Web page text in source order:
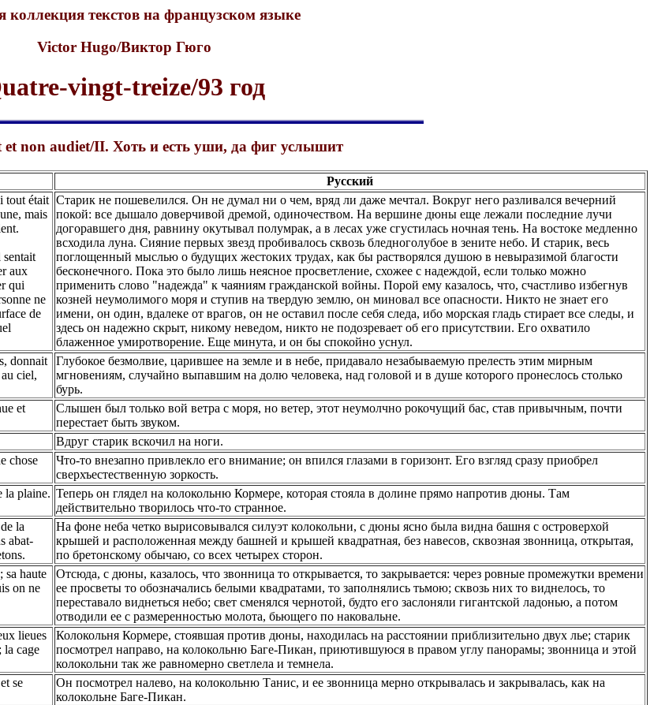
коллекция текстов на французском языке
Victor Hugo/Виктор Гюго
vingt-treize/93 год
et non audiet/II. Хоть и есть уши, да фиг услышит
Русский
tout était
mais
aux
qui
ne
de
Старик не пошевелился. Он не думал ни о чем, вряд ли даже мечтал. Вокруг него разливался вечерний
покой: все дышало доверчивой дремой, одиночеством. На вершине дюны еще лежали последние лучи
догоравшего дня, равнину окутывал полумрак, а в лесах уже сгустилась ночная тень. На востоке медленно
всходила луна. Сияние первых звезд пробивалось сквозь бледноголубое в зените небо. И старик, весь
поглощенный мыслью о будущих жестоких трудах, как бы растворялся душою в невыразимой благости
бесконечного. Пока это было лишь неясное просветление, схожее с надеждой, если только можно
применить слово "надежда" к чаяниям гражданской войны. Порой ему казалось, что, счастливо избегнув
козней неумолимого моря и ступив на твердую землю, он миновал все опасности. Никто не знает его
имени, он один, вдалеке от врагов, он не оставил после себя следа, ибо морская гладь стирает все следы, и
здесь он надежно скрыт, никому неведом, никто не подозревает об его присутствии. Его охватило
блаженное умиротворение. Еще минута, и он бы спокойно уснул.
donnait
ciel,
Глубокое безмолвие, царившее на земле и в небе, придавало незабываемую прелесть этим мирным
мгновениям, случайно выпавшим на долю человека, над головой и в душе которого пронеслось столько
бурь.
et
Слышен был только вой ветра с моря, но ветер, этот неумолчно рокочущий бас, став привычным, почти
перестает быть звуком.
Вдруг старик вскочил на ноги.
chose
Что-то внезапно привлекло его внимание; он впился глазами в горизонт. Его взгляд сразу приобрел
сверхъестественную зоркость.
la plaine. Теперь он глядел на колокольню Кормере, которая стояла в долине прямо напротив дюны. Там
действительно творилось что-то странное.
la
abat-
На фоне неба четко вырисовывался силуэт колокольни, с дюны ясно была видна башня с островерхой
крышей и расположенная между башней и крышей квадратная, без навесов, сквозная звонница, открытая,
по бретонскому обычаю, со всех четырех сторон.
sa haute
on ne
Отсюда, с дюны, казалось, что звонница то открывается, то закрывается: через ровные промежутки времени
ее просветы то обозначались белыми квадратами, то заполнялись тьмою; сквозь них то виднелось, то
переставало виднеться небо; свет сменялся чернотой, будто его заслоняли гигантской ладонью, а потом
отводили ее с размеренностью молота, бьющего по наковальне.
lieues
la cage
Колокольня Кормере, стоявшая против дюны, находилась на расстоянии приблизительно двух лье; старик
посмотрел направо, на колокольню Баге-Пикан, приютившуюся в правом углу панорамы; звонница и этой
колокольни так же равномерно светлела и темнела.
se
Он посмотрел налево, на колокольню Танис, и ее звонница мерно открывалась и закрывалась, как на
колокольне Баге-Пикан.